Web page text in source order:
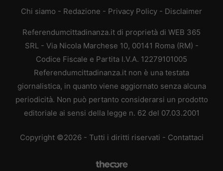
Chi siamo - Redazione - Privacy Policy - Disclaimer
Referendumcittadinanza.it di proprietà di WEB 365
SRL - Via Nicola Marchese 10, 00141 Roma (RM) -
Codice Fiscale e Partita I.V.A. 12279101005
Referendumcittadinanza.it non è una testata
giornalistica, in quanto viene aggiornato senza alcuna
periodicità. Non può pertanto considerarsi un prodotto
editoriale ai sensi della legge n. 62 del 07.03.2001
Copyright ©2026 - Tutti i diritti riservati - Contattaci